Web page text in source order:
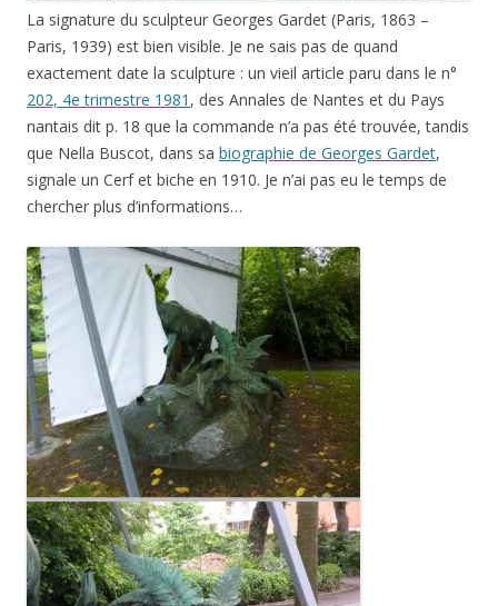
La signature du sculpteur Georges Gardet (Paris, 1863 –
Paris, 1939) est bien visible. Je ne sais pas de quand
exactement date la sculpture : un vieil article paru dans le n°
202, 4e trimestre 1981 , des Annales de Nantes et du Pays
nantais dit p. 18 que la commande n’a pas été trouvée, tandis
que Nella Buscot, dans sa biographie de Georges Gardet,
signale un Cerf et biche en 1910. Je n’ai pas eu le temps de
chercher plus d’informations…